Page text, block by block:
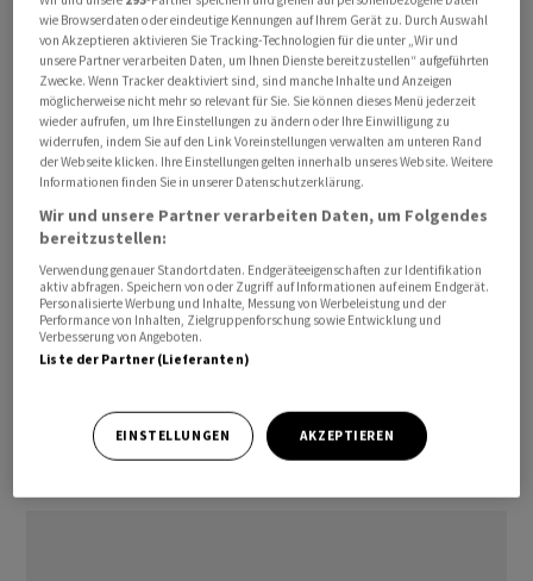
die Sicherheit der Handelsschifffahrt (UKMTO)
informiert. Demnach war im Maschinenraum ein Feuer
ausgebrochen. Die Besatzungsmitglieder wurden
evakuiert. Es war von zwei Vermissten und einem
«Opfer» die Rede. Es war unklar, ob es sich dabei um ein
Todesopfer oder einen Verletzten handelte.
Die USA haben eine Blockade iranischer Häfen verhängt
als Reaktion auf die faktische Blockade der Strasse von
Hormus durch den Iran. Seit Mitte April wurden nach
US-Angaben nun insgesamt acht Schiffe
manövrierunfähig gemacht. Mit der Blockade der Häfen
stark vom Ölhandel abhängt./rin/DP/men
wie Browserdaten oder eindeutige Kennungen auf Ihrem Gerät zu. Durch Auswahl
von Akzeptieren aktivieren Sie Tracking-Technologien für die unter „Wir und
unsere Partner verarbeiten Daten, um Ihnen Dienste bereitzustellen“ aufgeführten
Zwecke. Wenn Tracker deaktiviert sind, sind manche Inhalte und Anzeigen
möglicherweise nicht mehr so relevant für Sie. Sie können dieses Menü jederzeit
wieder aufrufen, um Ihre Einstellungen zu ändern oder Ihre Einwilligung zu
widerrufen, indem Sie auf den Link Voreinstellungen verwalten am unteren Rand
der Webseite klicken. Ihre Einstellungen gelten innerhalb unseres Website. Weitere
Informationen finden Sie in unserer Datenschutzerklärung.
Wir und unsere Partner verarbeiten Daten, um Folgendes
bereitzustellen:
Verwendung genauer Standortdaten. Endgeräteeigenschaften zur Identifikation
aktiv abfragen. Speichern von oder Zugriff auf Informationen auf einem Endgerät.
Personalisierte Werbung und Inhalte, Messung von Werbeleistung und der
Performance von Inhalten, Zielgruppenforschung sowie Entwicklung und
Verbesserung von Angeboten.
Liste der Partner (Lieferanten)
EINSTELLUNGEN AKZEPTIEREN